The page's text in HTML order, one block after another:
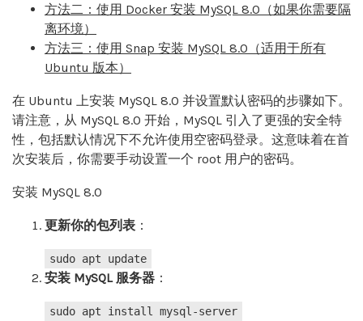
方法二：使用 Docker 安装 MySQL 8.0（如果你需要隔
离环境）
方法三：使用 Snap 安装 MySQL 8.0（适用于所有
Ubuntu 版本）
在 Ubuntu 上安装 MySQL 8.0 并设置默认密码的步骤如下。
请注意，从 MySQL 8.0 开始，MySQL 引入了更强的安全特
性，包括默认情况下不允许使用空密码登录。这意味着在首
次安装后，你需要手动设置一个 root 用户的密码。
安装 MySQL 8.0
更新你的包列表 ‌：
sudo apt update
安装 MySQL 服务器 ‌：
sudo apt install mysql-server